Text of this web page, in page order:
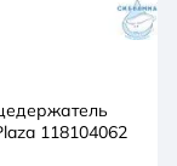
118104062